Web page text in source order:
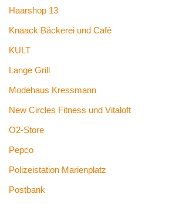
Haarshop 13
Knaack Bäckerei und Café
KULT
Lange Grill
Modehaus Kressmann
New Circles Fitness und Vitaloft
O2-Store
Pepco
Polizeistation Marienplatz
Postbank